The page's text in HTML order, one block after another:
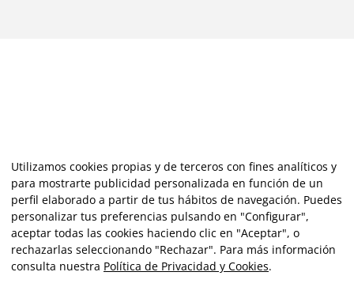
Utilizamos cookies propias y de terceros con fines analíticos y
para mostrarte publicidad personalizada en función de un
perfil elaborado a partir de tus hábitos de navegación. Puedes
personalizar tus preferencias pulsando en "Configurar",
aceptar todas las cookies haciendo clic en "Aceptar", o
rechazarlas seleccionando "Rechazar". Para más información
consulta nuestra Política de Privacidad y Cookies.